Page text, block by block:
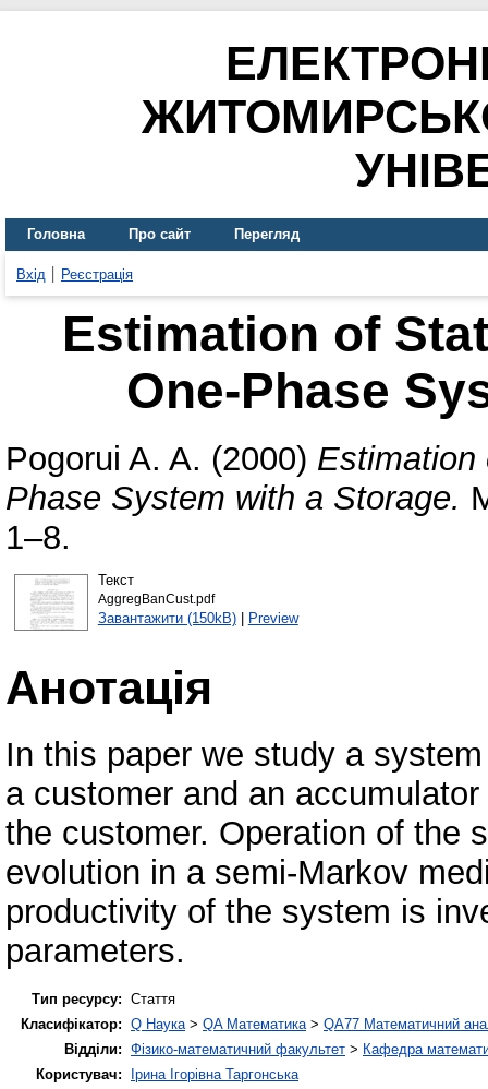
Головна Про сайт Перегляд
Вхід Реєстрація
Estimation of
One-Phase
Pogorui A. A. (2000) Estimation
Phase System with a Storage.
1–8.
Текст
AggregBanCust.pdf
Завантажити (150kB)| Preview
Анотація
In this paper we study a
a customer and an
the customer. Operation of the
evolution in a semi-Markov
productivity of the system is
parameters.
Тип ресурсу: Стаття
Класифікатор: Q Наука > QA Математика > QA77 Математичний
Відділи: Фізико-математичний факультет > Кафедра
Користувач:
Ірина Ігорівна Таргонська